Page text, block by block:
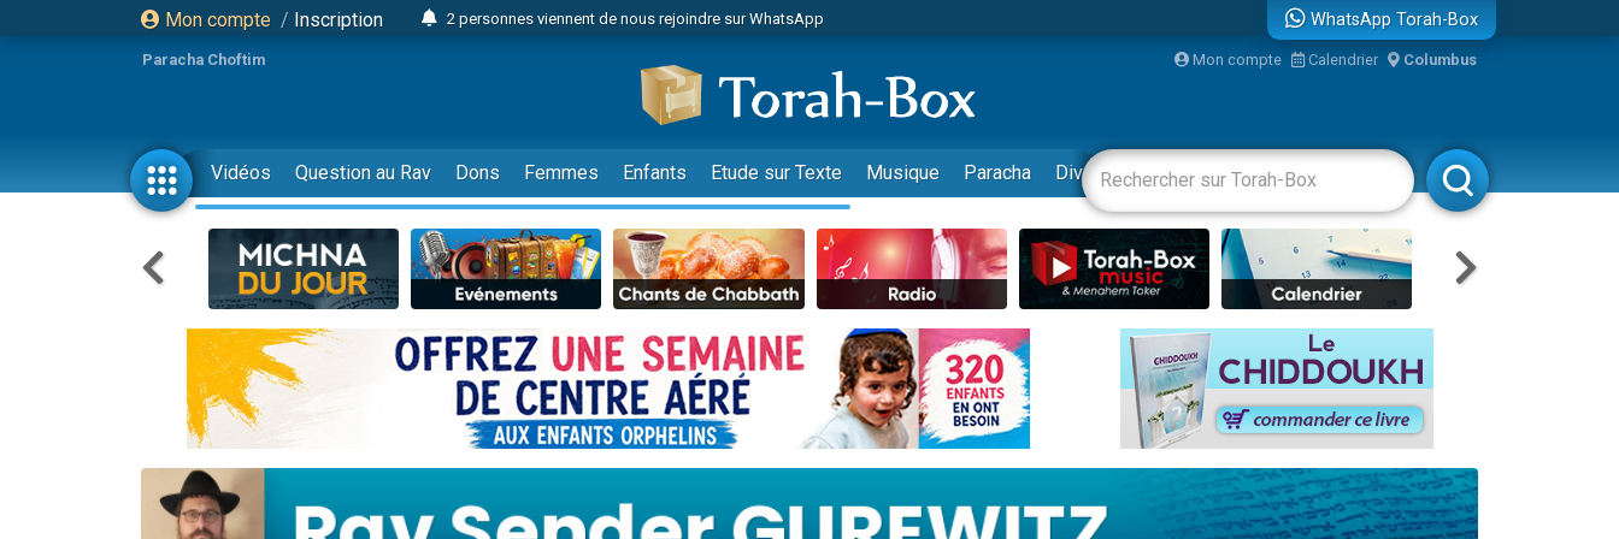
Mon compte / Inscription
2 personnes viennent de nous rejoindre sur WhatsApp
3 personnes viennent de faire un don pour Événements Torah-Box
2 personnes viennent de faire un don pour Tsédaka : pauvres d'Israel
3 personnes viennent de nous rejoindre sur WhatsApp
11 personnes viennent de demander une bénédiction
3 personnes viennent de faire un don pour Diane, 80 ans, dans un appartement insalubre
Il reste 49 places pour étudier en groupe sur Zoom
2 personnes viennent de nous rejoindre sur WhatsApp
29 personnes viennent de demander une bénédiction
Il reste 49 places pour étudier en groupe sur Zoom
2 personnes viennent de nous rejoindre sur WhatsApp
6 personnes viennent de nous rejoindre sur WhatsApp
2 personnes viennent de faire un don pour 1 Journée de Vacances Pour les Enfants
WhatsApp Torah-Box
Paracha Choftim Mon compte Calendrier Columbus
Vidéos Question au Rav Dons Femmes Enfants Etude sur Texte Musique Paracha Divertissements Livres Rabbanim